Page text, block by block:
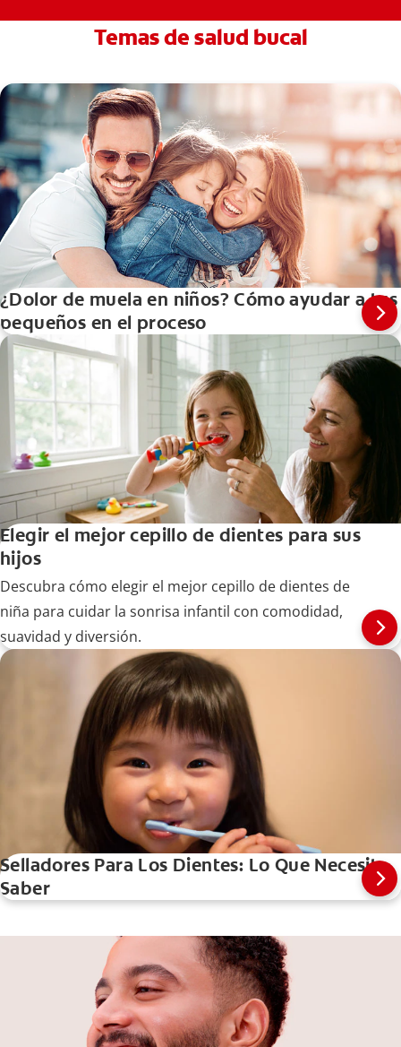
Temas de salud bucal
¿Dolor de muela en niños? Cómo ayudar a tus
pequeños en el proceso
Elegir el mejor cepillo de dientes para sus
hijos
Descubra cómo elegir el mejor cepillo de dientes de
niña para cuidar la sonrisa infantil con comodidad,
suavidad y diversión.
Selladores Para Los Dientes: Lo Que Necesita
Saber